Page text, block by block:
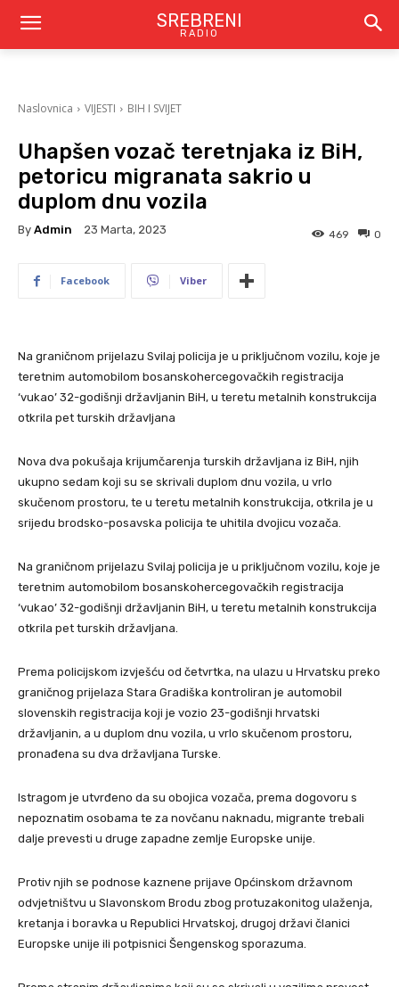
SREBRENI
RADIO
Naslovnica VIJESTI BIH I SVIJET
Uhapšen vozač teretnjaka iz BiH,
petoricu migranata sakrio u
duplom dnu vozila
By Admin 23 Marta, 2023 0
469
Facebook Viber
Na graničnom prijelazu Svilaj policija je u priključnom vozilu, koje je
teretnim automobilom bosanskohercegovačkih registracija
‘vukao’ 32-godišnji državljanin BiH, u teretu metalnih konstrukcija
otkrila pet turskih državljana
Nova dva pokušaja krijumčarenja turskih državljana iz BiH, njih
ukupno sedam koji su se skrivali duplom dnu vozila, u vrlo
skučenom prostoru, te u teretu metalnih konstrukcija, otkrila je u
srijedu brodsko-posavska policija te uhitila dvojicu vozača.
Na graničnom prijelazu Svilaj policija je u priključnom vozilu, koje je
teretnim automobilom bosanskohercegovačkih registracija
‘vukao’ 32-godišnji državljanin BiH, u teretu metalnih konstrukcija
otkrila pet turskih državljana.
Prema policijskom izvješću od četvrtka, na ulazu u Hrvatsku preko
graničnog prijelaza Stara Gradiška kontroliran je automobil
slovenskih registracija koji je vozio 23-godišnji hrvatski
državljanin, a u duplom dnu vozila, u vrlo skučenom prostoru,
pronađena su dva državljana Turske.
Istragom je utvrđeno da su obojica vozača, prema dogovoru s
nepoznatim osobama te za novčanu naknadu, migrante trebali
dalje prevesti u druge zapadne zemlje Europske unije.
Protiv njih se podnose kaznene prijave Općinskom državnom
odvjetništvu u Slavonskom Brodu zbog protuzakonitog ulaženja,
kretanja i boravka u Republici Hrvatskoj, drugoj državi članici
Europske unije ili potpisnici Šengenskog sporazuma.